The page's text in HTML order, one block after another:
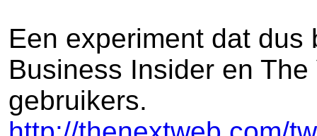
Een experiment dat
Business Insider en
gebruikers.